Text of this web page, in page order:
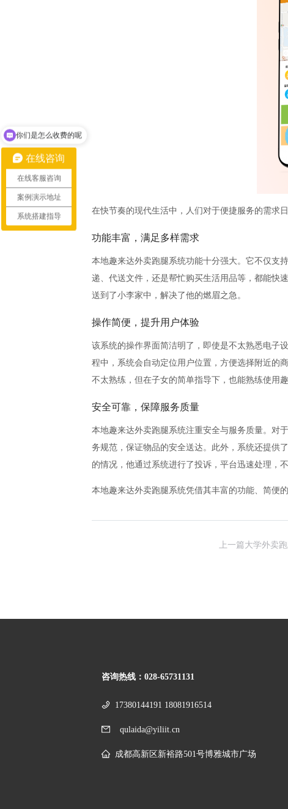
在快节奏的现代生活中，人们对于便捷服务的需求
功能丰富，满足多样需求
本地趣来达外卖跑腿系统功能十分强大。它不仅支
递、代送文件，还是帮忙购买生活用品等，都能快
送到了小李家中，解决了他的燃眉之急。
操作简便，提升用户体验
该系统的操作界面简洁明了，即使是不太熟悉电子
程中，系统会自动定位用户位置，方便选择附近的
不太熟练，但在子女的简单指导下，也能熟练使用
安全可靠，保障服务质量
本地趣来达外卖跑腿系统注重安全与服务质量。对
务规范，保证物品的安全送达。此外，系统还提供
的情况，他通过系统进行了投诉，平台迅速处理，
本地趣来达外卖跑腿系统凭借其丰富的功能、简便
上一篇大学外卖
咨询热线： 028-65731131
17380144191 18081916514
qulaida@yiliit.cn
成都高新区新裕路501号博雅城市广场
在线咨询
在线客服咨询
案例演示地址
系统搭建指导